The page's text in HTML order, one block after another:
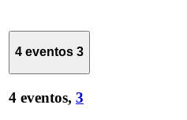
4 eventos 3
4 eventos, 3